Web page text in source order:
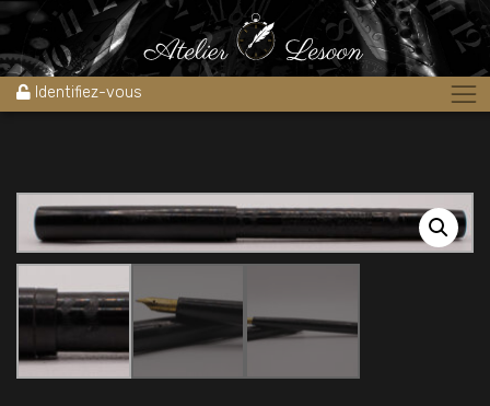
Identifiez-vous
Accueil » Boutique Stylos » Stylos plume
Stylo plume
WATERMAN Eyedropper n°12 ébonite chased 1910’s